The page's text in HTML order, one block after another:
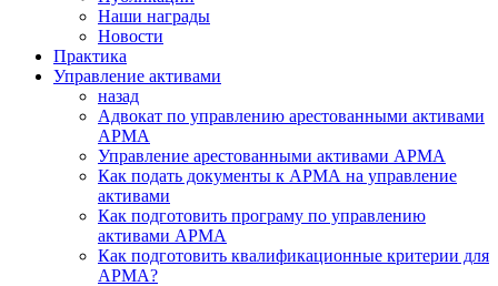
Наши награды
Новости
Практика
Управление активами
назад
Адвокат по управлению арестованными активами
АРМА
Управление арестованными активами АРМА
Как подать документы к АРМА на управление
активами
Как подготовить програму по управлению
активами АРМА
Как подготовить квалификационные критерии для
АРМА?